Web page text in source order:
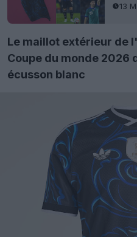
13
Le maillot extérieur de
Coupe du monde 2026
écusson blanc